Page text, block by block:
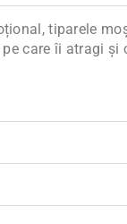
tiparele
care îi atragi